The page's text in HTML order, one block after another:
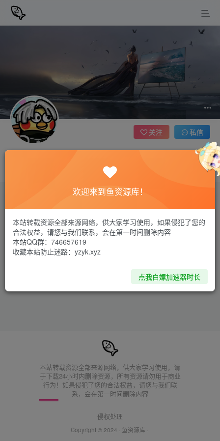
幸福并不是一味得到自己想要的，而是珍爱自己拥有的
关注 私信
2年前 升级补丁在哪里打呀
评论于：
本站转载资源全部来源网络，供大家学习使用，请
于下载24小时内删除资源，所有资源请勿用于商业
行为！如果侵犯了您的合法权益，请您与我们联
系，会在第一时间删除内容
侵权处理
Copyright © 2024 · 鱼资源库 ·
欢迎来到鱼资源库！
本站转载资源全部来源网络，供大家学习使用，如果侵犯了您的
合法权益，请您与我们联系，会在第一时间删除内容
本站QQ群：746657619
收藏本站防止迷路：yzyk.xyz
点我白嫖加速器时长